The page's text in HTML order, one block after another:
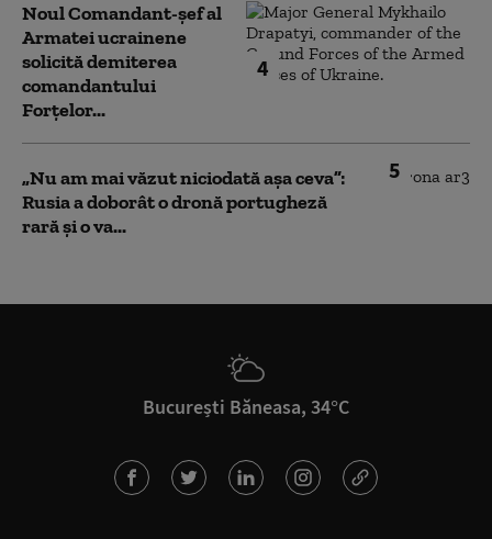
4
Noul Comandant-șef al
Armatei ucrainene
solicită demiterea
comandantului
Forțelor...
5
„Nu am mai văzut niciodată așa ceva”:
Rusia a doborât o dronă portugheză
rară și o va...
București Băneasa, 34°C